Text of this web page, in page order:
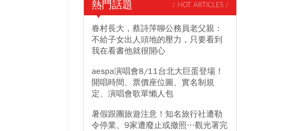
熱門話題 / HOT ARTICLES /
眷村長大，蔡詩萍聊公務員老父親：
不給子女出人頭地的壓力，只要看到
我在看書他就很開心
aespa演唱會8/11台北大巨蛋登場！
開唱時間、票價座位圖、實名制規
定、演唱會歌單懶人包
暑假跟團旅遊注意！知名旅行社遭勒
令停業、9家遭廢止或撤照…觀光署完